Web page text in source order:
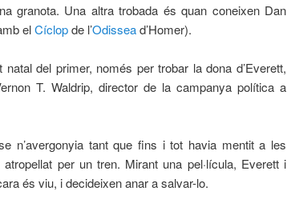
granota. Una altra trobada és quan coneixen Dan
elCíclopde l’Odissead’Homer).
del primer, només per trobar la dona d’Everett,
T. Waldrip, director de la campanya política a
n’avergonyia tant que fins i tot havia mentit a les
per un tren. Mirant una pel·lícula, Everett i
és viu, i decideixen anar a salvar-lo.